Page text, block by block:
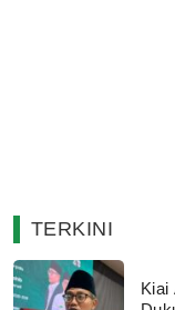
TERKINI
Kiai